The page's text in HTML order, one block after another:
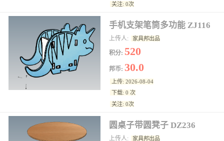
关注: 0次
手机支架笔筒多功能 ZJ116
上传人: 家具邦出品
积分: 520
邦币: 30.0
上传: 2026-08-04
下载: 0 次
关注: 0次
圆桌子带圆凳子 DZ236
上传人: 家具邦出品